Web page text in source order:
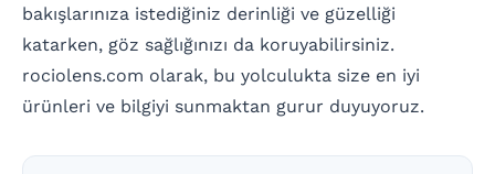
bakışlarınıza istediğiniz derinliği ve güzelliği
katarken, göz sağlığınızı da koruyabilirsiniz.
rociolens.com olarak, bu yolculukta size en iyi
ürünleri ve bilgiyi sunmaktan gurur duyuyoruz.